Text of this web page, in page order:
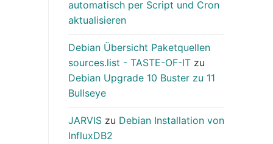
automatisch per Script und Cron
aktualisieren
Debian Übersicht Paketquellen
sources.list - TASTE-OF-IT zu
Debian Upgrade 10 Buster zu 11
Bullseye
JARVIS zu Debian Installation von
InfluxDB2